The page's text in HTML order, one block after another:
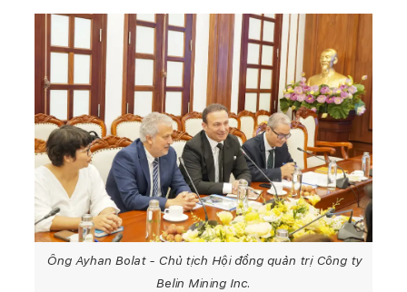
Ông Ayhan Bolat - Chủ tịch Hội đồng quản trị Công ty
Belin Mining Inc.